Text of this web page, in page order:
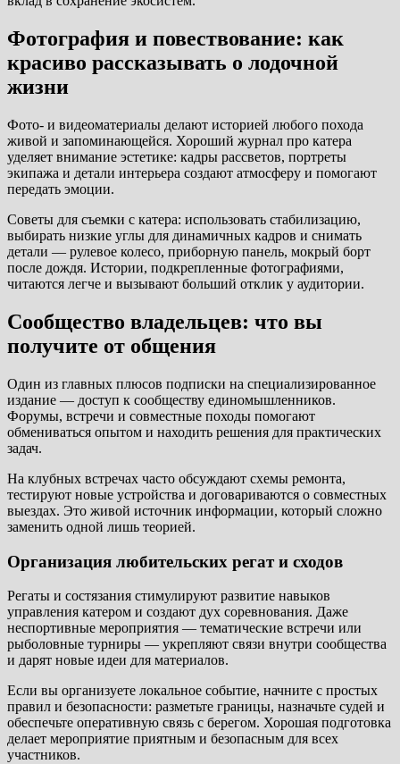
Фотография и повествование: как
красиво рассказывать о лодочной
жизни
Фото- и видеоматериалы делают историей любого похода
живой и запоминающейся. Хороший журнал про катера
уделяет внимание эстетике: кадры рассветов, портреты
экипажа и детали интерьера создают атмосферу и помогают
передать эмоции.
Советы для съемки с катера: использовать стабилизацию,
выбирать низкие углы для динамичных кадров и снимать
детали — рулевое колесо, приборную панель, мокрый борт
после дождя. Истории, подкрепленные фотографиями,
читаются легче и вызывают больший отклик у аудитории.
Сообщество владельцев: что вы
получите от общения
Один из главных плюсов подписки на специализированное
издание — доступ к сообществу единомышленников.
Форумы, встречи и совместные походы помогают
обмениваться опытом и находить решения для практических
задач.
На клубных встречах часто обсуждают схемы ремонта,
тестируют новые устройства и договариваются о совместных
выездах. Это живой источник информации, который сложно
заменить одной лишь теорией.
Организация любительских регат и сходов
Регаты и состязания стимулируют развитие навыков
управления катером и создают дух соревнования. Даже
неспортивные мероприятия — тематические встречи или
рыболовные турниры — укрепляют связи внутри сообщества
и дарят новые идеи для материалов.
Если вы организуете локальное событие, начните с простых
правил и безопасности: разметьте границы, назначьте судей и
обеспечьте оперативную связь с берегом. Хорошая подготовка
делает мероприятие приятным и безопасным для всех
участников.